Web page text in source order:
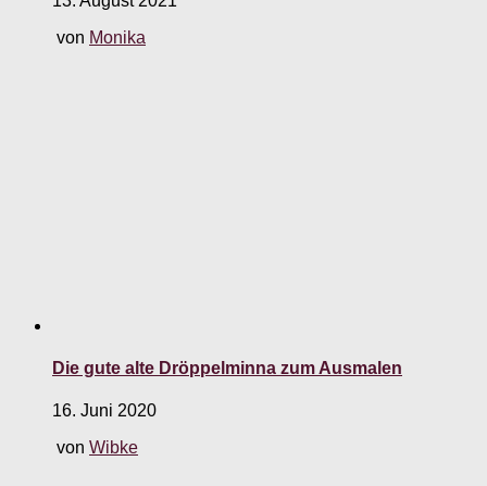
von Monika
Die gute alte Dröppelminna zum Ausmalen
16. Juni 2020
von Wibke